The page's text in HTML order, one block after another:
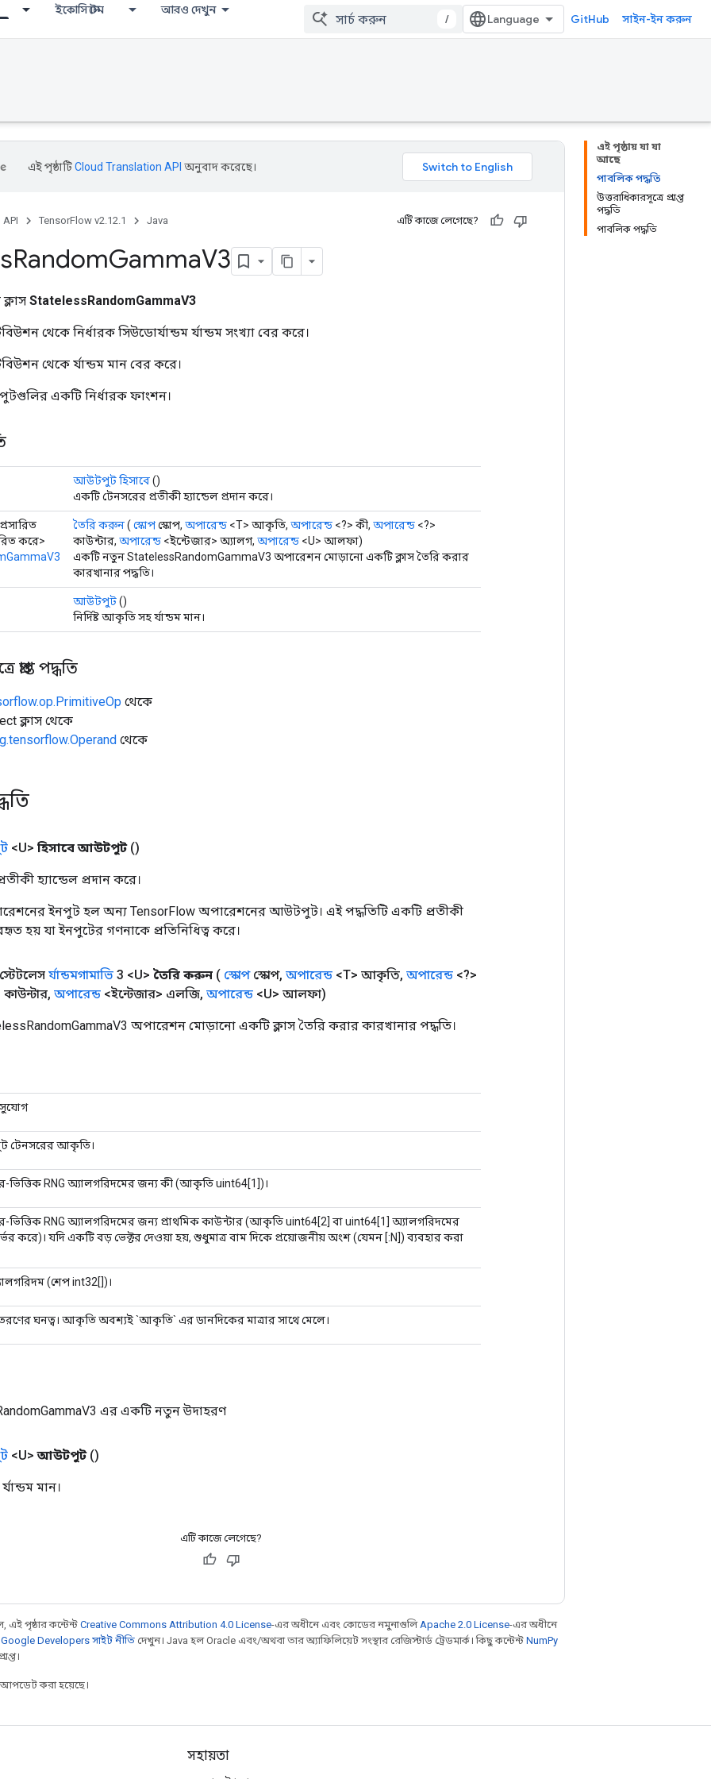
ইকোসিস্টেম আরও দেখুন
/ GitHub সাইন-ইন করুন
এই পৃষ্ঠায় যা যা
আছে
পাবলিক পদ্ধতি
উত্তরাধিকারসূত্রে প্রাপ্ত
পদ্ধতি
পাবলিক পদ্ধতি
এই পৃষ্ঠাটিCloud Translation API অনুবাদ করেছে।
API TensorFlow v2.12.1 Java এটি কাজে লেগেছে?
RandomGammaV3
StatelessRandomGammaV3
থেকে নির্ধারক সিউডোর্যান্ডম র্যান্ডম সংখ্যা বের করে।
থেকে র্যান্ডম মান বের করে।
একটি নির্ধারক ফাংশন।
আউটপুট হিসাবে()
একটি টেনসরের প্রতীকী হ্যান্ডেল প্রদান করে।
করে>
তৈরি করুন( স্কোপস্কোপ, অপারেন্ড <T> আকৃতি, অপারেন্ড <?> কী, অপারেন্ড <?>
কাউন্টার, অপারেন্ড <ইন্টেজার> অ্যালগ, অপারেন্ড <U> আলফা)
একটি নতুন StatelessRandomGammaV3 অপারেশন মোড়ানো একটি ক্লাস তৈরি করার
কারখানার পদ্ধতি।
আউটপুট()
নির্দিষ্ট আকৃতি সহ র্যান্ডম মান।
প্রাপ্ত পদ্ধতি
থেকে
ক্লাস থেকে
থেকে
<U> হিসাবে আউটপুট ()
হ্যান্ডেল প্রদান করে।
ইনপুট হল অন্য TensorFlow অপারেশনের আউটপুট। এই পদ্ধতিটি একটি প্রতীকী
হয় যা ইনপুটের গণনাকে প্রতিনিধিত্ব করে।
র্যান্ডমগামাভি 3 <U> তৈরি করুন ( স্কোপস্কোপ, অপারেন্ড <T> আকৃতি, অপারেন্ড <?>
কাউন্টার, অপারেন্ড <ইন্টেজার> এলজি, অপারেন্ড <U> আলফা)
অপারেশন মোড়ানো একটি ক্লাস তৈরি করার কারখানার পদ্ধতি।
সুযোগ
টেনসরের আকৃতি।
ভিত্তিক RNG অ্যালগরিদমের জন্য কী (আকৃতি uint64[1])।
ভিত্তিক RNG অ্যালগরিদমের জন্য প্রাথমিক কাউন্টার (আকৃতি uint64[2] বা uint64[1] অ্যালগরিদমের
করে)। যদি একটি বড় ভেক্টর দেওয়া হয়, শুধুমাত্র বাম দিকে প্রয়োজনীয় অংশ (যেমন [:N]) ব্যবহার করা
(শেপ int32[])।
ঘনত্ব। আকৃতি অবশ্যই `আকৃতি` এর ডানদিকের মাত্রার সাথে মেলে।
এর একটি নতুন উদাহরণ
<U> আউটপুট ()
মান।
এটি কাজে লেগেছে?
এই পৃষ্ঠার কন্টেন্ট Creative Commons Attribution 4.0 License-এর অধীনে এবং কোডের নমুনাগুলি Apache 2.0 License-এর অধীনে
Google Developers সাইট নীতি দেখুন। Java হল Oracle এবং/অথবা তার অ্যাফিলিয়েট সংস্থার রেজিস্টার্ড ট্রেডমার্ক। কিছু কন্টেন্ট NumPy
আপডেট করা হয়েছে।
সহায়তা